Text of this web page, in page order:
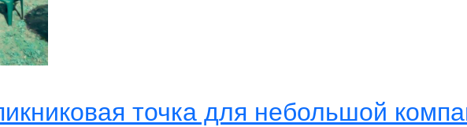
точка для небольшой